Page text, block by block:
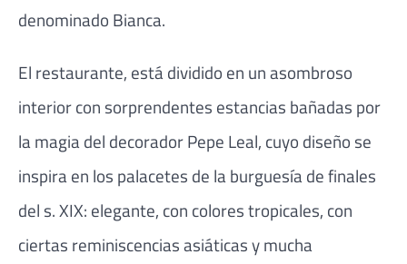
denominado Bianca.
El restaurante, está dividido en un asombroso
interior con sorprendentes estancias bañadas por
la magia del decorador Pepe Leal, cuyo diseño se
inspira en los palacetes de la burguesía de finales
del s. XIX: elegante, con colores tropicales, con
ciertas reminiscencias asiáticas y mucha